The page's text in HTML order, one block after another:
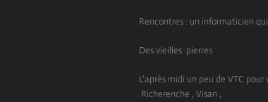
Rencontres : un informaticien
Des vieilles pierres
L'après midi un peu de VTC pour
Richerenche , Visan ,